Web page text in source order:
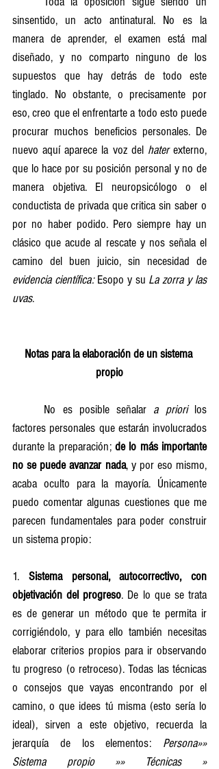
sinsentido, un acto antinatural. No es la
manera de aprender, el examen está mal
diseñado, y no comparto ninguno de los
supuestos que hay detrás de todo este
tinglado. No obstante, o precisamente por
eso, creo que el enfrentarte a todo esto puede
procurar muchos beneficios personales. De
nuevo aquí aparece la voz del hater externo,
que lo hace por su posición personal y no de
manera objetiva. El neuropsicólogo o el
conductista de privada que critica sin saber o
por no haber podido. Pero siempre hay un
clásico que acude al rescate y nos señala el
evidencia científica: Esopo y su La zorra y las
uvas.
Notas para la elaboración de un sistema
propio
	No es posible señalar
a priori los
factores personales que estarán involucrados
durante la preparación; de lo más importante
no se puede avanzar nada, y por eso mismo,
acaba oculto para la mayoría. Únicamente
puedo comentar algunas cuestiones que me
parecen fundamentales para poder construir
un sistema propio:
1. Sistema personal, autocorrectivo, con
objetivación del progreso. De lo que se trata
es de generar un método que te permita ir
corrigiéndolo, y para ello también necesitas
elaborar criterios propios para ir observando
tu progreso (o retroceso). Todas las técnicas
o consejos que vayas encontrando por el
camino, o que idees tú misma (esto sería lo
ideal), sirven a este objetivo, recuerda la
jerarquía de los elementos: Persona»»
Sistema propio »» Técnicas »